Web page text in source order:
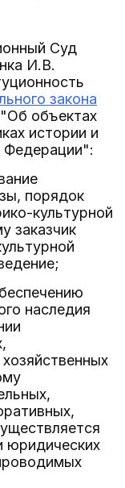
Суд
И.В.
закона
"Об объектах
истории и
Федерации":
порядок
культурной
заказчик
наследия
юридических